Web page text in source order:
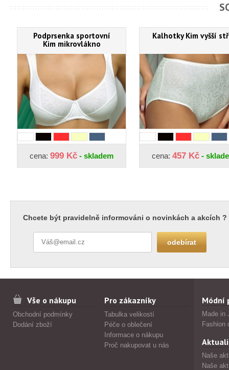
Podprsenka sportovní
Kim mikrovlákno
cena: 999 Kč - skladem
Kalhotky Kim vyšší
cena: 457 Kč -
Chcete být pravidelně informováni o novinkách a akcích ?
Vše o nákupu
Obchodní podmínky
Dodání zboží
Pro zákazníky
Tabulka velikostí
Péče o oblečení
Informace o nákupu
Proč nakupovat u nás
Módní
Made in
Fashion
Naše
Naše